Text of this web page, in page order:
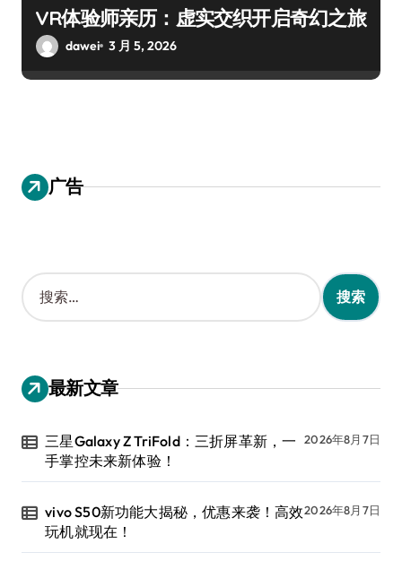
VR体验师亲历：虚实交织开启奇幻之旅
dawei 3 月 5, 2026
广告
搜
索
：
最新文章
三星Galaxy Z TriFold：三折屏革新，一
手掌控未来新体验！
2026年8月7日
vivo S50新功能大揭秘，优惠来袭！高效
玩机就现在！
2026年8月7日